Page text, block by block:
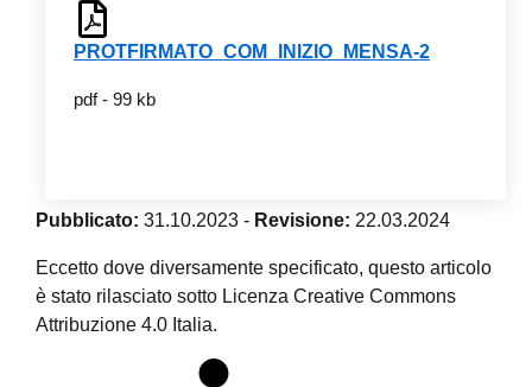
PROTFIRMATO_COM_INIZIO_MENSA-2
pdf - 99 kb
Pubblicato: 31.10.2023 - Revisione: 22.03.2024
Eccetto dove diversamente specificato, questo articolo
è stato rilasciato sotto Licenza Creative Commons
Attribuzione 4.0 Italia.